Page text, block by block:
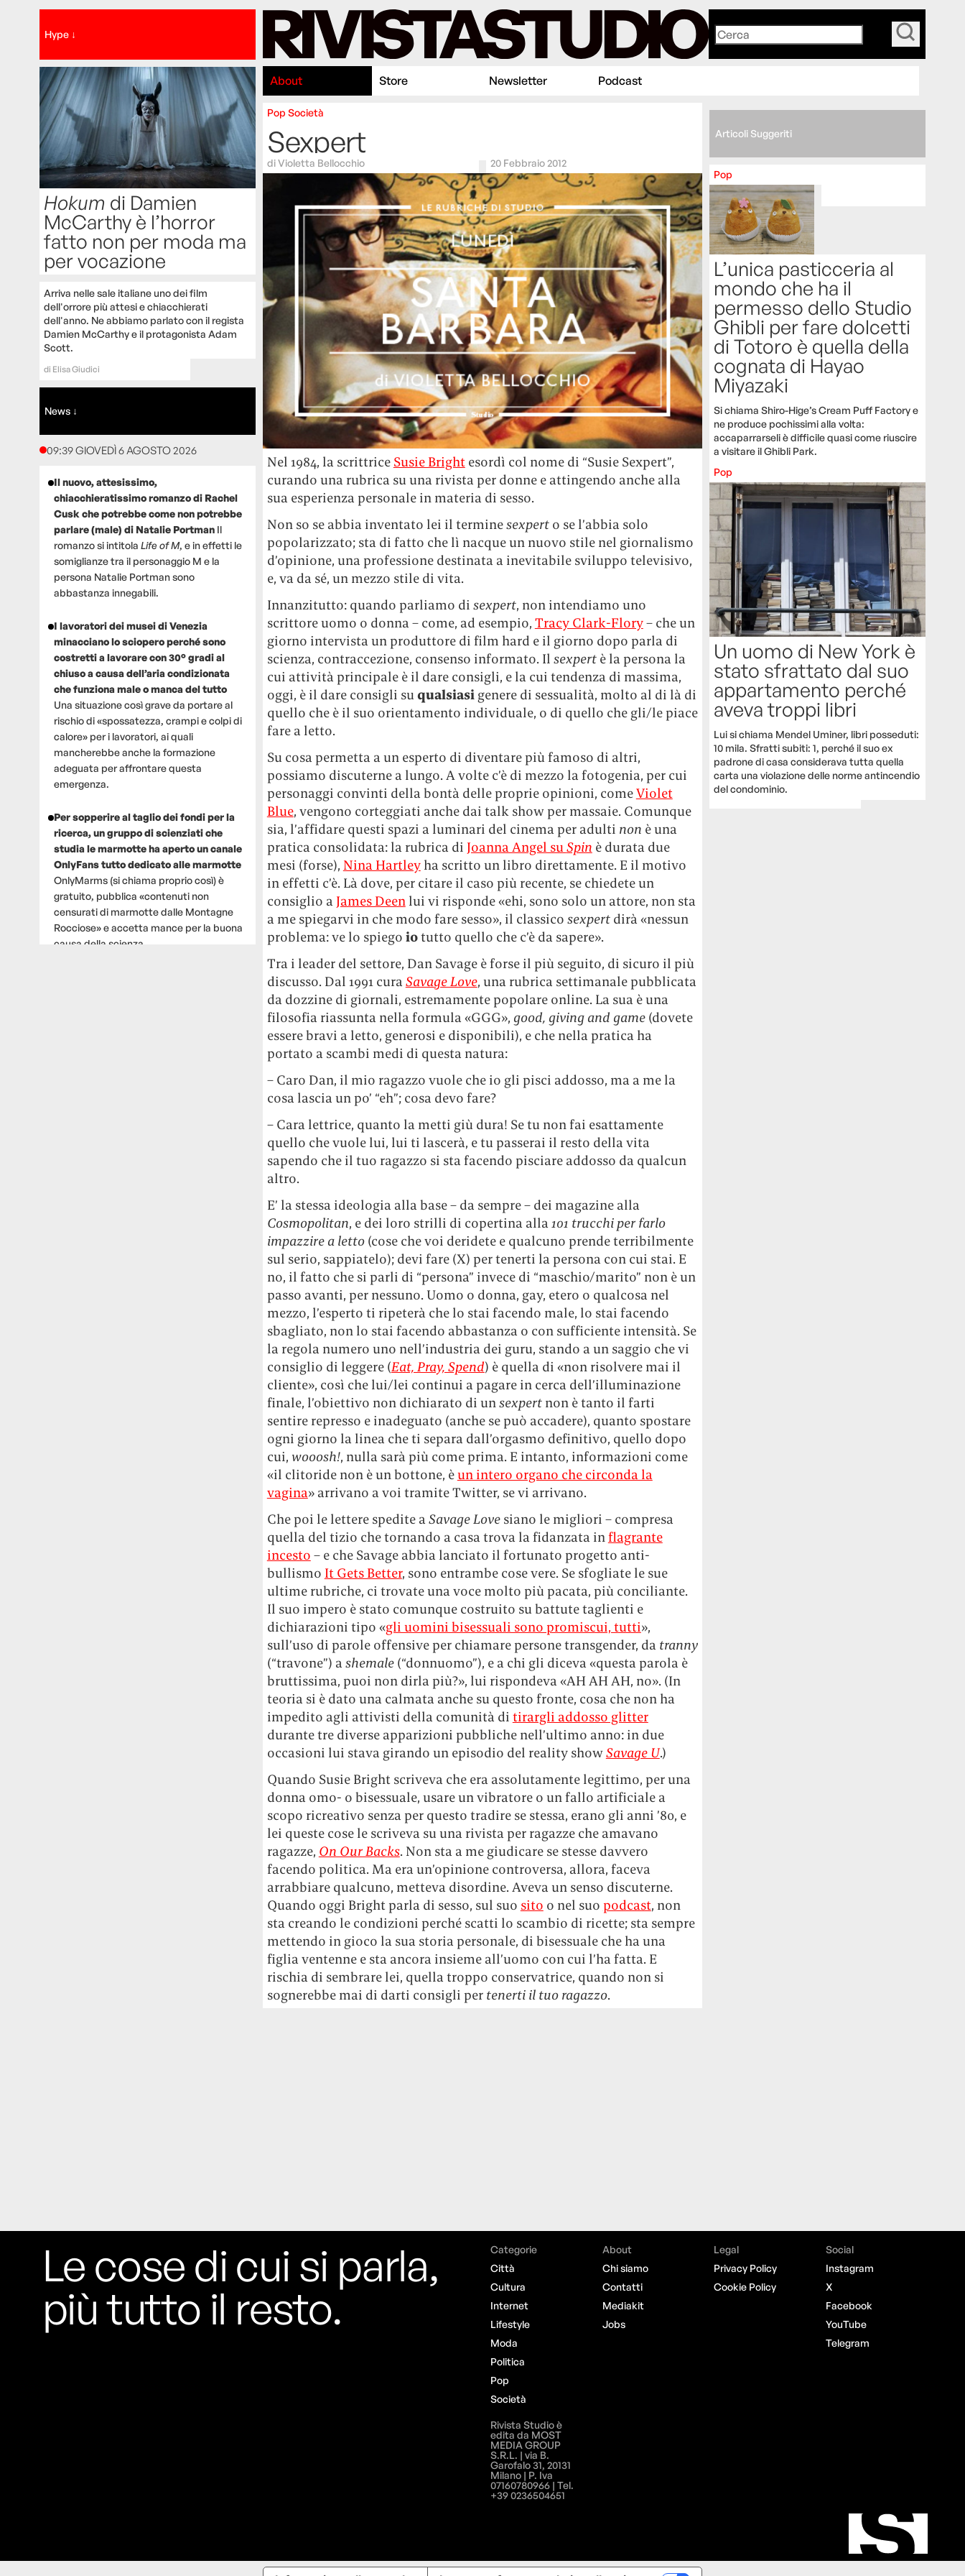
Hype ↓
Hokum di Damien
McCarthy è l’horror
fatto non per moda ma
per vocazione
Arriva nelle sale italiane uno dei film
dell'orrore più attesi e chiacchierati
dell'anno. Ne abbiamo parlato con il regista
Damien McCarthy e il protagonista Adam
Scott.
di Elisa Giudici
News ↓
09:39 GIOVEDÌ 6 AGOSTO 2026
Il nuovo, attesissimo,
chiacchieratissimo romanzo di Rachel
Cusk che potrebbe come non potrebbe
parlare (male) di Natalie Portman Il
romanzo si intitola Life of M, e in effetti le
somiglianze tra il personaggio M e la
persona Natalie Portman sono
abbastanza innegabili.
I lavoratori dei musei di Venezia
minacciano lo sciopero perché sono
costretti a lavorare con 30° gradi al
chiuso a causa dell’aria condizionata
che funziona male o manca del tutto
Una situazione così grave da portare al
rischio di «spossatezza, crampi e colpi di
calore» per i lavoratori, ai quali
mancherebbe anche la formazione
adeguata per affrontare questa
emergenza.
Per sopperire al taglio dei fondi per la
ricerca, un gruppo di scienziati che
studia le marmotte ha aperto un canale
OnlyFans tutto dedicato alle marmotte
OnlyMarms (si chiama proprio così) è
gratuito, pubblica «contenuti non
censurati di marmotte dalle Montagne
Rocciose» e accetta mance per la buona
causa della scienza.
About Store Newsletter Podcast
Pop Società
Sexpert
diVioletta Bellocchio 20 Febbraio 2012
Nel 1984, la scrittrice Susie Brightesordì col nome di “Susie Sexpert”,
curando una rubrica su una rivista per donne e attingendo anche alla
sua esperienza personale in materia di sesso.
Non so se abbia inventato lei il terminesexperto se l’abbia solo
popolarizzato; sta di fatto che lì nacque un nuovo stile nel giornalismo
d’opinione, una professione destinata a inevitabile sviluppo televisivo,
e, va da sé, un mezzo stile di vita.
Innanzitutto: quando parliamo di sexpert, non intendiamo uno
scrittore uomo o donna – come, ad esempio, Tracy Clark-Flory– che un
giorno intervista un produttore di film hard e il giorno dopo parla di
scienza, contraccezione, consenso informato. Il sexpertè la persona la
cui attività principale è il dare consigli, e la cui tendenza di massima,
oggi, è il dare consigli su qualsiasigenere di sessualità, molto al di là di
quello che è il suo orientamento individuale, o di quello che gli/le piace
fare a letto.
Su cosa permetta a un esperto di diventare più famoso di altri,
possiamo discuterne a lungo. A volte c’è di mezzo la fotogenia, per cui
personaggi convinti della bontà delle proprie opinioni, comeViolet
Blue, vengono corteggiati anche dai talk show per massaie. Comunque
sia, l’affidare questi spazi a luminari del cinema per adulti non è una
pratica consolidata: la rubrica di Joanna Angel suSpin è durata due
mesi (forse), Nina Hartleyha scritto un libro direttamente. E il motivo
in effetti c’è. Là dove, per citare il caso più recente, se chiedete un
consiglio a James Deenlui vi risponde «ehi, sono solo un attore, non sta
a me spiegarvi in che modo fare sesso», il classico sexpertdirà «nessun
problema: ve lo spiego iotutto quello che c’è da sapere».
Tra i leader del settore, Dan Savage è forse il più seguito, di sicuro il più
discusso. Dal 1991 cura Savage Love, una rubrica settimanale pubblicata
da dozzine di giornali, estremamente popolare online. La sua è una
filosofia riassunta nella formula «GGG», good, giving and game(dovete
essere bravi a letto, generosi e disponibili), e che nella pratica ha
portato a scambi medi di questa natura:
– Caro Dan, il mio ragazzo vuole che io gli pisci addosso, ma a me la
cosa lascia un po’ “eh”; cosa devo fare?
– Cara lettrice, quanto la metti giù dura! Se tu non fai esattamente
quello che vuole lui, lui ti lascerà, e tu passerai il resto della vita
sapendo che il tuo ragazzo si sta facendo pisciare addosso da qualcun
altro.
E’ la stessa ideologia alla base – da sempre – dei magazine alla
Cosmopolitan, e dei loro strilli di copertina alla 101 trucchi per farlo
impazzire a letto(cose che voi deridete e qualcuno prende terribilmente
sul serio, sappiatelo); devi fare (X) per tenerti la persona con cui stai. E
no, il fatto che si parli di “persona” invece di “maschio/marito” non è un
passo avanti, per nessuno. Uomo o donna, gay, etero o qualcosa nel
mezzo, l’esperto ti ripeterà che lo stai facendo male, lo stai facendo
sbagliato, non lo stai facendo abbastanza o con sufficiente intensità. Se
la regola numero uno nell’industria dei guru, stando a un saggio che vi
consiglio di leggere (Eat, Pray, Spend) è quella di «non risolvere mai il
cliente», così che lui/lei continui a pagare in cerca dell’illuminazione
finale, l’obiettivo non dichiarato di unsexpertnon è tanto il farti
sentire represso e inadeguato (anche se può accadere), quanto spostare
ogni giorno la linea che ti separa dall’orgasmo definitivo, quello dopo
cui, wooosh!, nulla sarà più come prima. E intanto, informazioni come
«il clitoride non è un bottone, èun intero organo che circonda la
vagina» arrivano a voi tramite Twitter, se vi arrivano.
Che poi le lettere spedite a Savage Lovesiano le migliori – compresa
quella del tizio che tornando a casa trova la fidanzata inflagrante
incesto – e che Savage abbia lanciato il fortunato progetto anti-
bullismo It Gets Better, sono entrambe cose vere. Se sfogliate le sue
ultime rubriche, ci trovate una voce molto più pacata, più conciliante.
Il suo impero è stato comunque costruito su battute taglienti e
dichiarazioni tipo «gli uomini bisessuali sono promiscui, tutti»,
sull’uso di parole offensive per chiamare persone transgender, da tranny
(“travone”) a shemale(“donnuomo”), e a chi gli diceva «questa parola è
bruttissima, puoi non dirla più?», lui rispondeva «AH AH AH, no». (In
teoria si è dato una calmata anche su questo fronte, cosa che non ha
impedito agli attivisti della comunità di tirargli addosso glitter
durante tre diverse apparizioni pubbliche nell’ultimo anno: in due
occasioni lui stava girando un episodio del reality showSavage U.)
Quando Susie Bright scriveva che era assolutamente legittimo, per una
donna omo- o bisessuale, usare un vibratore o un fallo artificiale a
scopo ricreativo senza per questo tradire se stessa, erano gli anni ’80, e
lei queste cose le scriveva su una rivista per ragazze che amavano
ragazze, On Our Backs. Non sta a me giudicare se stesse davvero
facendo politica. Ma era un’opinione controversa, allora, faceva
arrabbiare qualcuno, metteva disordine. Aveva un senso discuterne.
Quando oggi Bright parla di sesso, sul suo sito o nel suo podcast, non
sta creando le condizioni perché scatti lo scambio di ricette; sta sempre
mettendo in gioco la sua storia personale, di bisessuale che ha una
figlia ventenne e sta ancora insieme all’uomo con cui l’ha fatta. E
rischia di sembrare lei, quella troppo conservatrice, quando non si
sognerebbe mai di darti consigli per tenerti il tuo ragazzo.
Articoli Suggeriti
Pop
L’unica pasticceria al
mondo che ha il
permesso dello Studio
Ghibli per fare dolcetti
di Totoro è quella della
cognata di Hayao
Miyazaki
Si chiama Shiro-Hige’s Cream Puff Factory e
ne produce pochissimi alla volta:
accaparrarseli è difficile quasi come riuscire
a visitare il Ghibli Park.
Pop
Un uomo di New York è
stato sfrattato dal suo
appartamento perché
aveva troppi libri
Lui si chiama Mendel Uminer, libri posseduti:
10 mila. Sfratti subiti: 1, perché il suo ex
padrone di casa considerava tutta quella
carta una violazione delle norme antincendio
del condominio.
Le cose di cui si parla,
più tutto il resto.
Categorie
Città
Cultura
Internet
Lifestyle
Moda
Politica
Pop
Società
About
Chi siamo
Contatti
Mediakit
Jobs
Legal
Privacy Policy
Cookie Policy
Social
Instagram
X
Facebook
YouTube
Telegram
Rivista Studio è
edita da MOST
MEDIA GROUP
S.R.L. | via B.
Garofalo 31, 20131
Milano | P. Iva
07160780966 | Tel.
+39 0236504651